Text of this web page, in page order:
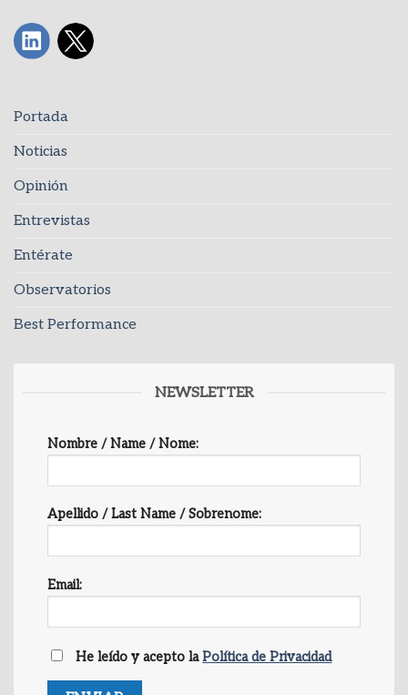
Portada
Noticias
Opinión
Entrevistas
Entérate
Observatorios
Best Performance
NEWSLETTER
Nombre / Name / Nome:
Apellido / Last Name / Sobrenome:
Email:
He leído y acepto laPolítica de Privacidad